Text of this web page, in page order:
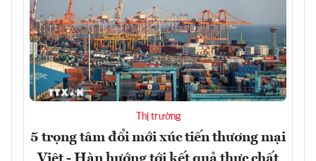
Thị trường
5 trọng tâm đổi mới xúc tiến thương mại